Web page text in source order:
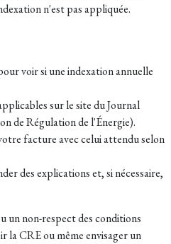
n'est pas appliquée.
voir si une indexation annuelle
sur le site du Journal
de Régulation de l'Énergie).
facture avec celui attendu selon
des explications et, si nécessaire,
un non-respect des conditions
la CRE ou même envisager un